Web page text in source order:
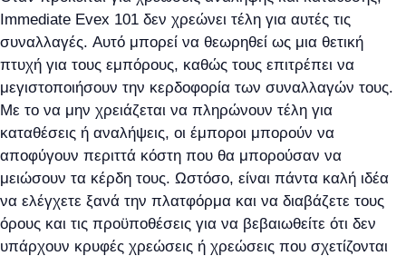
Immediate Evex 101 δεν χρεώνει τέλη για αυτές τις
συναλλαγές. Αυτό μπορεί να θεωρηθεί ως μια θετική
πτυχή για τους εμπόρους, καθώς τους επιτρέπει να
μεγιστοποιήσουν την κερδοφορία των συναλλαγών τους.
Με το να μην χρειάζεται να πληρώνουν τέλη για
καταθέσεις ή αναλήψεις, οι έμποροι μπορούν να
αποφύγουν περιττά κόστη που θα μπορούσαν να
μειώσουν τα κέρδη τους. Ωστόσο, είναι πάντα καλή ιδέα
να ελέγχετε ξανά την πλατφόρμα και να διαβάζετε τους
όρους και τις προϋποθέσεις για να βεβαιωθείτε ότι δεν
υπάρχουν κρυφές χρεώσεις ή χρεώσεις που σχετίζονται